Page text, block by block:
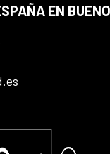
EN